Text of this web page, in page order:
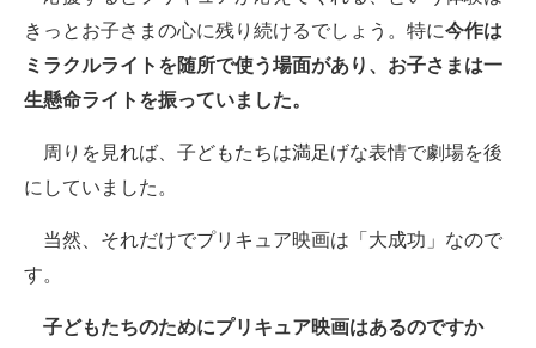
きっとお子さまの心に残り続けるでしょう。特に今作は
ミラクルライトを随所で使う場面があり、お子さまは一
生懸命ライトを振っていました。
周りを見れば、子どもたちは満足げな表情で劇場を後
にしていました。
当然、それだけでプリキュア映画は「大成功」なので
す。
子どもたちのためにプリキュア映画はあるのですか